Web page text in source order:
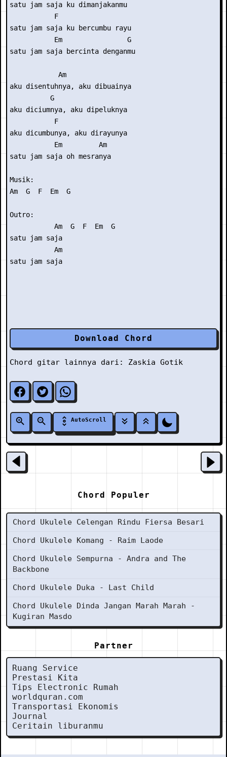
satu jam saja ku dimanjakanmu
           F
satu jam saja ku bercumbu rayu
           Em                G
satu jam saja bercinta denganmu
            Am
aku disentuhnya, aku dibuainya
          G
aku diciumnya, aku dipeluknya
           F
aku dicumbunya, aku dirayunya
           Em         Am
satu jam saja oh mesranya
Musik:
Am  G  F  Em  G
Outro:
           Am  G  F  Em  G
satu jam saja
           Am
Download Chord
Chord gitar lainnya dari: Zaskia Gotik
AutoScroll
Chord Populer
Chord Ukulele Celengan Rindu Fiersa Besari
Chord Ukulele Komang - Raim Laode
Chord Ukulele Sempurna - Andra and The
Backbone
Chord Ukulele Duka - Last Child
Chord Ukulele Dinda Jangan Marah Marah -
Kugiran Masdo
Partner
Ruang Service
Prestasi Kita
Tips Electronic Rumah
worldquran.com
Transportasi Ekonomis
Journal
Ceritain liburanmu